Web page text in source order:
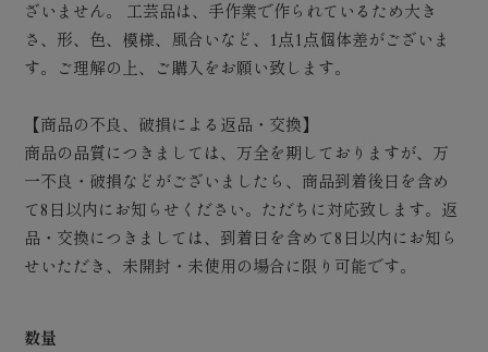
ざいません。 工芸品は、手作業で作られているため大き
さ、形、色、模様、風合いなど、1点1点個体差がございま
す。ご理解の上、ご購入をお願い致します。
【商品の不良、破損による返品・交換】
商品の品質につきましては、万全を期しておりますが、万
一不良・破損などがございましたら、商品到着後日を含め
て8日以内にお知らせください。ただちに対応致します。返
品・交換につきましては、到着日を含めて8日以内にお知ら
せいただき、未開封・未使用の場合に限り可能です。
数量